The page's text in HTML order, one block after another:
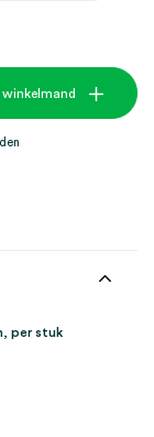
winkelmand
per stuk